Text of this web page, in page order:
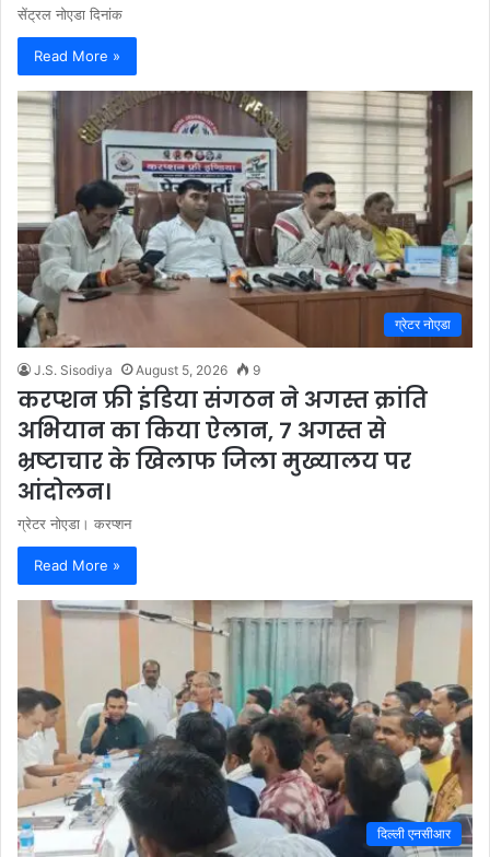
सेंट्रल नोएडा दिनांक
Read More »
ग्रेटर नोएडा
J.S. Sisodiya August 5, 2026 9
करप्शन फ्री इंडिया संगठन ने अगस्त क्रांति
अभियान का किया ऐलान, 7 अगस्त से
भ्रष्टाचार के खिलाफ जिला मुख्यालय पर
आंदोलन।
ग्रेटर नोएडा। करप्शन
Read More »
दिल्ली एनसीआर